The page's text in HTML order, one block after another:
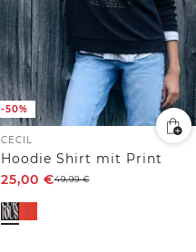
-50%
CECIL
Hoodie Shirt mit Print
25,00 €49,99€